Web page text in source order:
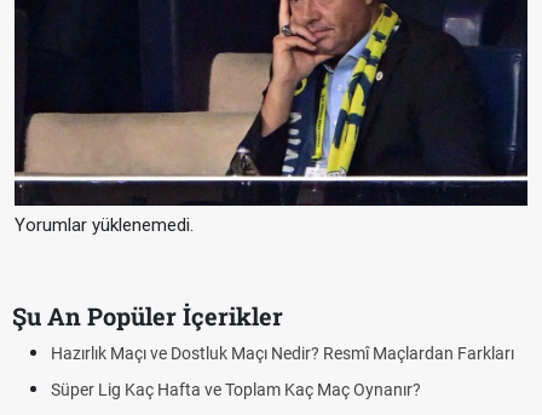
Yorumlar yüklenemedi.
Şu An Popüler İçerikler
Farkları
Puan Durumunda AG, OM ve Diğer
Skor Ne Demek? Sporda Skor ve Sonuç